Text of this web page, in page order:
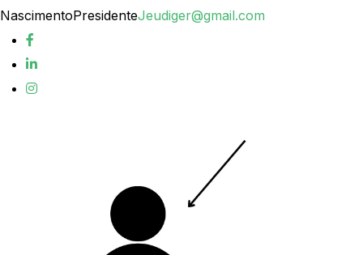
NascimentoPresidenteJeudiger@gmail.com